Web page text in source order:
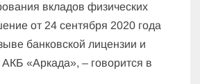
вкладов физических
от 24 сентября 2020 года
банковской лицензии и
«Аркада», – говорится в